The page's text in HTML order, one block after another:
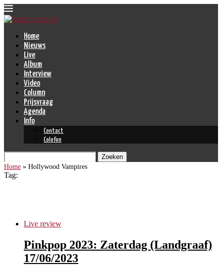
Home
Nieuws
Live
Album
Interview
Video
Column
Prijsvraag
Agenda
Info
Contact
Colofon
Zoeken
Home » Hollywood Vampires
Tag:
Live review
Pinkpop 2023: Zaterdag (Landgraaf)
17/06/2023